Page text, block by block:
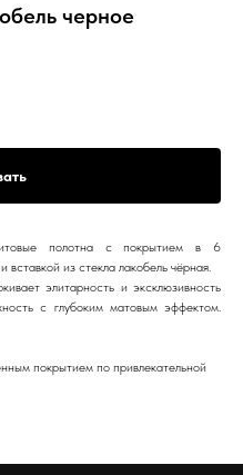
черное
полотна с покрытием в 6
из стекла лакобель чёрная.
элитарность и эксклюзивность
с глубоким матовым эффектом.
покрытием по привлекательной